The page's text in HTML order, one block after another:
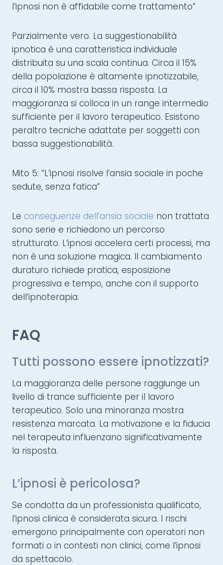
l’ipnosi non è affidabile come trattamento”
Parzialmente vero. La suggestionabilità
ipnotica è una caratteristica individuale
distribuita su una scala continua. Circa il 15%
della popolazione è altamente ipnotizzabile,
circa il 10% mostra bassa risposta. La
maggioranza si colloca in un range intermedio
sufficiente per il lavoro terapeutico. Esistono
peraltro tecniche adattate per soggetti con
bassa suggestionabilità.
Mito 5: “L’ipnosi risolve l’ansia sociale in poche
sedute, senza fatica”
Le conseguenze dell’ansia sociale non trattata
sono serie e richiedono un percorso
strutturato. L’ipnosi accelera certi processi, ma
non è una soluzione magica. Il cambiamento
duraturo richiede pratica, esposizione
progressiva e tempo, anche con il supporto
dell’ipnoterapia.
FAQ
Tutti possono essere ipnotizzati?
La maggioranza delle persone raggiunge un
livello di trance sufficiente per il lavoro
terapeutico. Solo una minoranza mostra
resistenza marcata. La motivazione e la fiducia
nel terapeuta influenzano significativamente
la risposta.
L’ipnosi è pericolosa?
Se condotta da un professionista qualificato,
l’ipnosi clinica è considerata sicura. I rischi
emergono principalmente con operatori non
formati o in contesti non clinici, come l’ipnosi
da spettacolo.